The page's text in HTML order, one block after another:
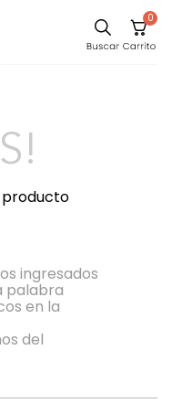
0
producto
ingresados
palabra
en la
del